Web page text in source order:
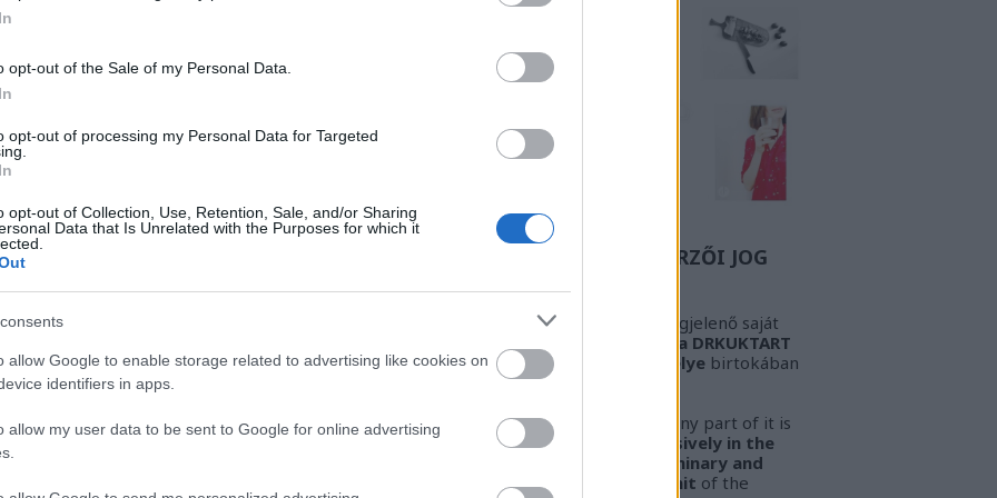
opt-out of the Sale of my Personal Data.
opt-out of processing my Personal Data for Targeted
opt-out of Collection, Use, Retention, Sale, and/or Sharing
Data that Is Unrelated with the Purposes for which it
allow Google to enable storage related to advertising like cookies on
identifiers in apps.
allow my user data to be sent to Google for online advertising
szigetén jártunk, ahol nem voltunk restek autót
strandjait. Mottó: Minden napra egy újabb
is the part of Canary Islands. We rented a car and
medence, albínó rák, vulkáni
DEL AGUA IN LANZAROTE)
AZ A BIZONYOS SZERZŐI JOG
FIGYELEM! Az oldalon megjelenő saját
kizárólag a DRKUKTART
előzetes írásbeli engedélye birtokában
használható fel.
WARNING!
This work or any part of it is
allowed to be used
exclusively in the
possession of the preliminary and
expressed written permit of the